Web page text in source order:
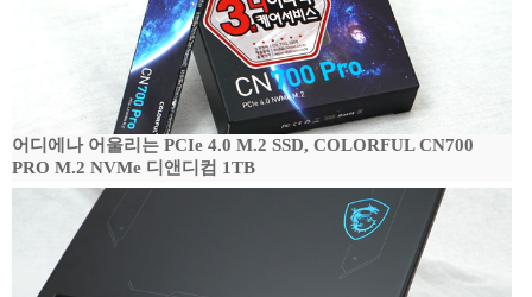
어디에나 어울리는 PCIe 4.0 M.2 SSD, COLORFUL CN700
PRO M.2 NVMe 디앤디컴 1TB